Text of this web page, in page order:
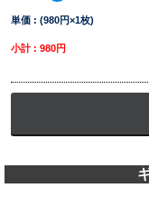
単価 : (980円×1枚)
小計 : 980円